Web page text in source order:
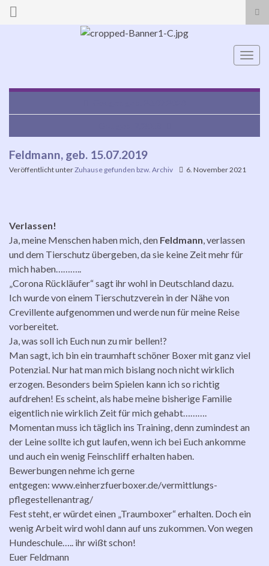
Search for:
Feldmann, geb. 15.07.2019
Veröffentlicht unterZuhause gefunden bzw. Archiv 6. November 2021
Verlassen!
Ja, meine Menschen haben mich, den Feldmann, verlassen
und dem Tierschutz übergeben, da sie keine Zeit mehr für
mich haben………..
„Corona Rückläufer“ sagt ihr wohl in Deutschland dazu.
Ich wurde von einem Tierschutzverein in der Nähe von
Crevillente aufgenommen und werde nun für meine Reise
vorbereitet.
Ja, was soll ich Euch nun zu mir bellen!?
Man sagt, ich bin ein traumhaft schöner Boxer mit ganz viel
Potenzial. Nur hat man mich bislang noch nicht wirklich
erzogen. Besonders beim Spielen kann ich so richtig
aufdrehen! Es scheint, als habe meine bisherige Familie
eigentlich nie wirklich Zeit für mich gehabt……….
Momentan muss ich täglich ins Training, denn zumindest an
der Leine sollte ich gut laufen, wenn ich bei Euch ankomme
und auch ein wenig Feinschliff erhalten haben.
Bewerbungen nehme ich gerne
entgegen: www.einherzfuerboxer.de/vermittlungs-
pflegestellenantrag/
Fest steht, er würdet einen „Traumboxer“ erhalten. Doch ein
wenig Arbeit wird wohl dann auf uns zukommen. Von wegen
Hundeschule….. ihr wißt schon!
Euer Feldmann